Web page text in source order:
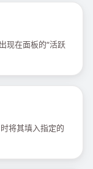
现在面板的“活跃
将其填入指定的